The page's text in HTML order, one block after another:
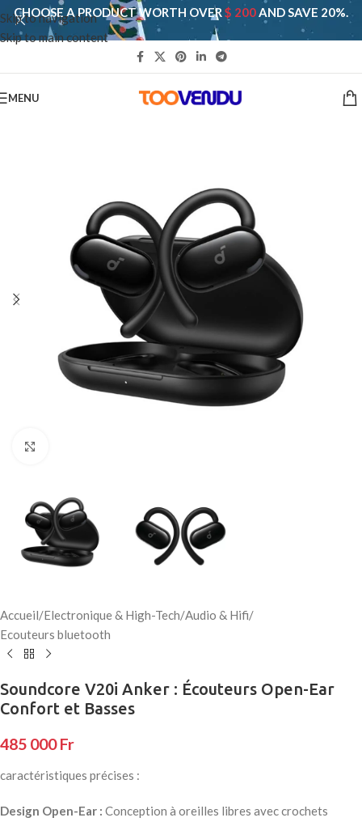
Skip to navigation
Skip to main content
CHOOSE A PRODUCT WORTH OVER$ 200AND SAVE 20%.
MENU
Accueil/Electronique & High-Tech/Audio & Hifi/
Ecouteurs bluetooth
Soundcore V20i Anker : Écouteurs Open-Ear
Confort et Basses
485 000Fr
caractéristiques précises :
Design Open-Ear : Conception à oreilles libres avec crochets